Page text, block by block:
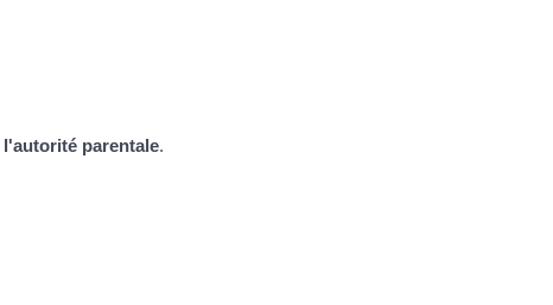
l'autorité parentale.